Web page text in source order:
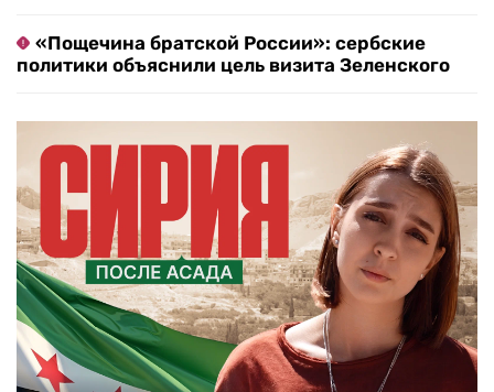
«Пощечина братской России»: сербские
политики объяснили цель визита Зеленского